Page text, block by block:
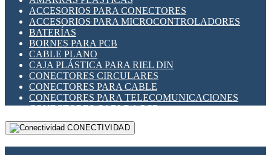
INDICADORES PARA PANEL
INTERFACES DE RELÉ
INTERRUPTORES FIN DE CARRERA
LLAVES CONMUTADORAS
MEDIDORES DE ENERGÍA Y TC'S DE CORRIENTE
MOTORES PASO A PASO
PANTALLAS HMI
PLC -CONTROLADORES LÓGICO PROGRAMABLES
PROGRAMADORES DE HORARIO
RELÉS DE PROTECCIÓN
SENSORES CAPACITIVOS
ACCESORIOS PARA CONECTORES
ACCESORIOS PARA MICROCONTROLADORES
BATERÍAS
BORNES PARA PCB
CABLE PLANO
CAJA PLÁSTICA PARA RIEL DIN
CONECTORES CIRCULARES
CONECTORES PARA CABLE
CONECTORES PARA TELECOMUNICACIONES
CONECTORES CABLE A PCB
CONECTORES PCB A CABLE
DIP SWITCHESCONECTIVIDAD